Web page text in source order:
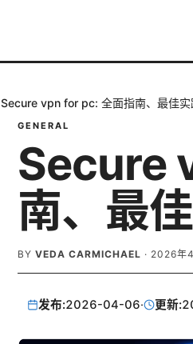
Secure vpn for pc: 全面指南、最佳实
GENERAL
Secure
南、最
BY VEDA CARMICHAEL · 2026年
发布:2026-04-06· 更新: